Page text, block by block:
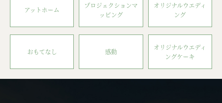
アットホーム
プロジェクションマ
ッピング
オリジナルウエディ
ング
おもてなし 感動
オリジナルウエディ
ングケーキ